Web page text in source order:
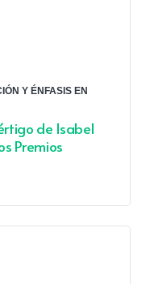
Y ÉNFASIS EN
de Isabel
Premios